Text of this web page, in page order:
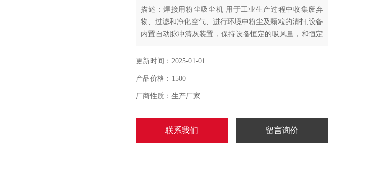
描述：焊接用粉尘吸尘机 用于工业生产过程中收集废弃
物、过滤和净化空气、进行环境中粉尘及颗粒的清扫,设备
内置自动脉冲清灰装置，保持设备恒定的吸风量，和恒定
再进行表面PTFE覆膜处理，过滤精度显著提高
更新时间：2025-01-01
产品价格：1500
厂商性质：生产厂家
联系我们 留言询价